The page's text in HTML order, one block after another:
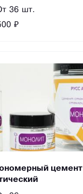
36 шт.
₽
цемент